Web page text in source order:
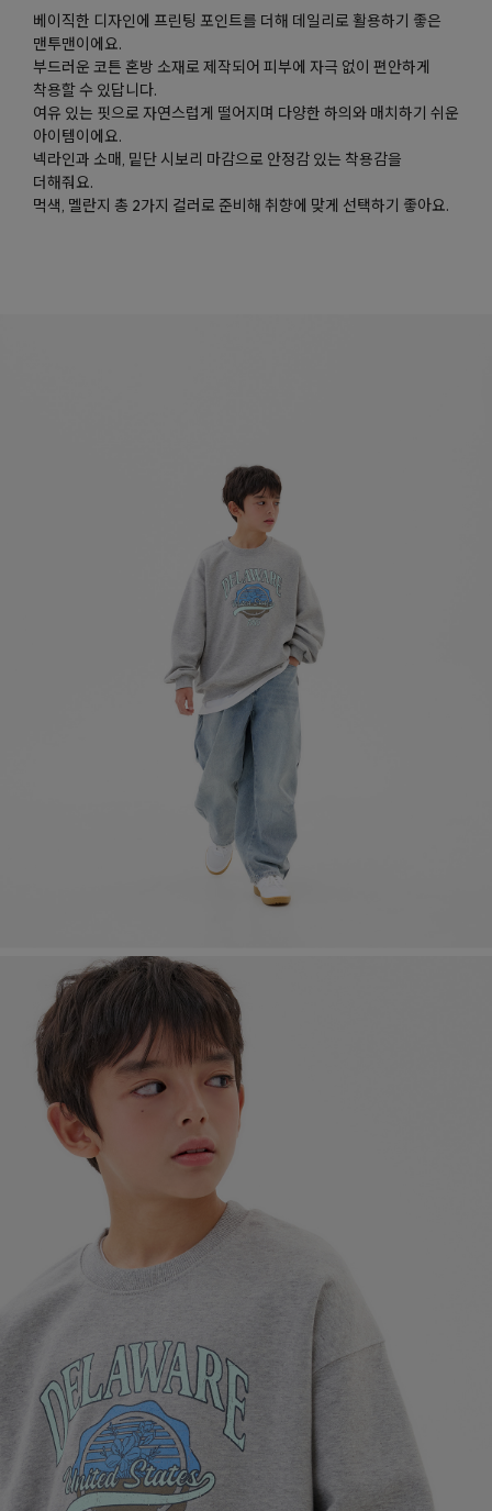
베이직한 디자인에 프린팅 포인트를 더해 데일리로 활용하기 좋은
맨투맨이에요.
부드러운 코튼 혼방 소재로 제작되어 피부에 자극 없이 편안하게
착용할 수 있답니다.
여유 있는 핏으로 자연스럽게 떨어지며 다양한 하의와 매치하기 쉬운
아이템이에요.
넥라인과 소매, 밑단 시보리 마감으로 안정감 있는 착용감을
더해줘요.
먹색, 멜란지 총 2가지 컬러로 준비해 취향에 맞게 선택하기 좋아요.